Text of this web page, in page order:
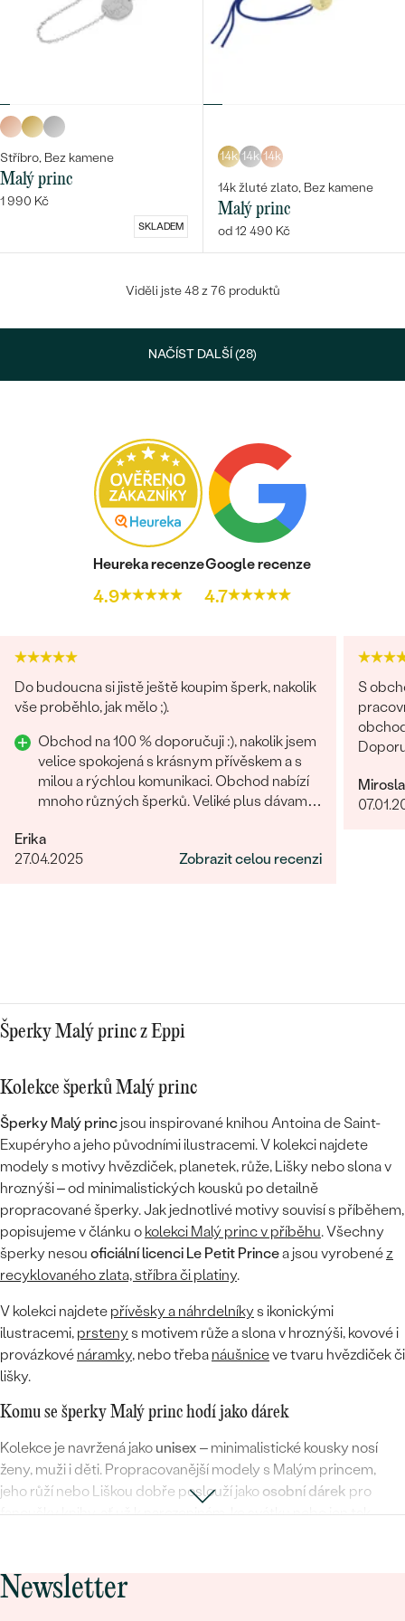
Stříbro, Bez kamene
Malý princ
1 990 Kč
SKLADEM
14k 14k 14k
14k žluté zlato, Bez kamene
Malý princ
od 12 490 Kč
Viděli jste 48 z 76 produktů
NAČÍST DALŠÍ (28)
Heureka recenze
4.9
Google recenze
4.7
Do budoucna si jistě ještě koupim šperk, nakolik
vše proběhlo, jak mělo ;).
Obchod na 100 % doporučuji :), nakolik jsem
velice spokojená s krásnym přívěskem a s
milou a rýchlou komunikaci. Obchod nabízí
mnoho různých šperků. Veliké plus dávam i
Erika
27.04.2025
Zobrazit celou recenzi
S
Šperky Malý princ z Eppi
Kolekce šperků Malý princ
Šperky Malý princ jsou inspirované knihou Antoina de Saint-
Exupéryho a jeho původními ilustracemi. V kolekci najdete
modely s motivy hvězdiček, planetek, růže, Lišky nebo slona v
hroznýši – od minimalistických kousků po detailně
propracované šperky. Jak jednotlivé motivy souvisí s příběhem,
popisujeme v článku o kolekci Malý princ v příběhu. Všechny
šperky nesou oficiální licenci Le Petit Princea jsou vyrobenéz
recyklovaného zlata, stříbra či platiny.
V kolekci najdete přívěsky a náhrdelníkys ikonickými
ilustracemi, prstenys motivem růže a slona v hroznýši, kovové i
provázkové náramky, nebo třeba náušniceve tvaru hvězdiček či
lišky.
Komu se šperky Malý princ hodí jako dárek
Kolekce je navržená jako unisex – minimalistické kousky nosí
ženy, muži i děti. Propracovanější modely s Malým princem,
jeho růží nebo Liškou dobře poslouží jako osobní dárek pro
fanoušky knihy, ať už k narozeninám, ke svátku nebo jen tak.
si s výběrem nevíte rady, sáhněte po
Newsletter